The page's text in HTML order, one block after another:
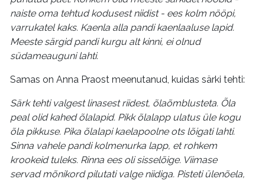
naiste oma tehtud kodusest niidist - ees kolm nööpi,
varrukatel kaks. Kaenla alla pandi kaenlaaluse lapid.
Meeste särgid pandi kurgu alt kinni, ei olnud
südameauguni lahti.
Samas on Anna Praost meenutanud, kuidas särki tehti:
Särk tehti valgest linasest riidest, õlaõmblusteta. Õla
peal olid kahed õlalapid. Pikk õlalapp ulatus üle kogu
õla pikkuse. Pika õlalapi kaelapoolne ots lõigati lahti.
Sinna vahele pandi kolmenurka lapp, et rohkem
krookeid tuleks. Rinna ees oli sisselõige. Viimase
servad mõnikord pilutati valge niidiga. Pisteti ülenõela,